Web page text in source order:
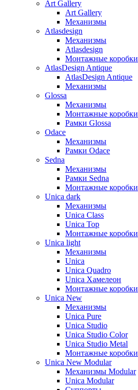
Art Gallery
Art Gallery
Механизмы
Atlasdesign
Механизмы
Atlasdesign
Монтажные коробки
AtlasDesign Antique
AtlasDesign Antique
Механизмы
Glossa
Механизмы
Монтажные коробки
Рамки Glossa
Odace
Механизмы
Рамки Odace
Sedna
Механизмы
Рамки Sedna
Монтажные коробки
Unica dark
Механизмы
Unica Class
Unica Top
Монтажные коробки
Unica light
Механизмы
Unica
Unica Quadro
Unica Хамелеон
Монтажные коробки
Unica New
Механизмы
Unica Pure
Unica Studio
Unica Studio Color
Unica Studio Metal
Монтажные коробки
Unica New Modular
Механизмы Modular
Unica Modular